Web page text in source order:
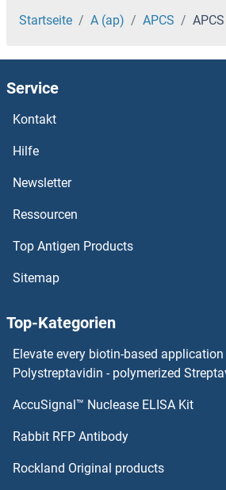
APAF1 Antikörper
AP5Z1 Antikörper
AP4S1 Antikörper
AP4E1 Antikörper
AP4B1 Antikörper
AP3S2 Antikörper
AP3M2 Antikörper
AP3M1 Antikörper
AP3D1 Antikörper
Startseite A (ap) APCS
Service
Kontakt
Hilfe
Newsletter
Ressourcen
Top Antigen Products
Sitemap
Top-Kategorien
Elevate every biotin-based
Polystreptavidin - polymerized
AccuSignal™ Nuclease ELISA Kit
Rabbit RFP Antibody
Rockland Original products